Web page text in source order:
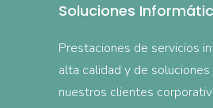
Soluciones
Prestaciones de servicios
alta calidad y de
nuestros clientes